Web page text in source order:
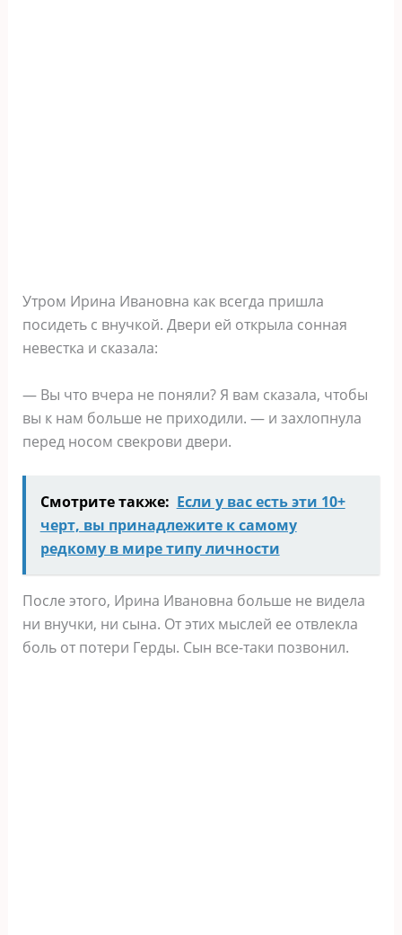
Утром Ирина Ивановна как всегда пришла
посидеть с внучкой. Двери ей открыла сонная
невестка и сказала:
— Вы что вчера не поняли? Я вам сказала, чтобы
вы к нам больше не приходили. — и захлопнула
перед носом свекрови двери.
Смотрите также: Если у вас есть эти 10+
черт, вы принадлежите к самому
редкому в мире типу личности
После этого, Ирина Ивановна больше не видела
ни внучки, ни сына. От этих мыслей ее отвлекла
боль от потери Герды. Сын все-таки позвонил.